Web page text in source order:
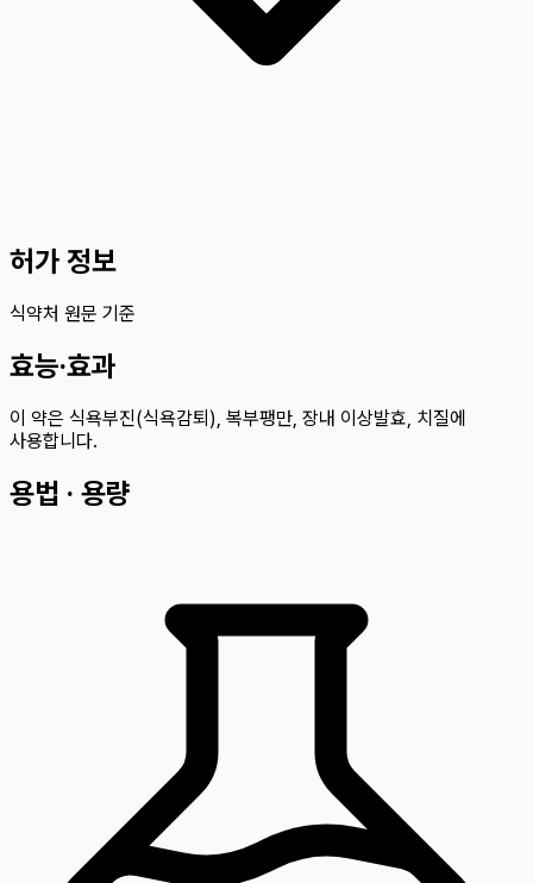
허가 정보
식약처 원문 기준
효능·효과
이 약은 식욕부진(식욕감퇴), 복부팽만, 장내 이상발효, 치질에
사용합니다.
용법 · 용량